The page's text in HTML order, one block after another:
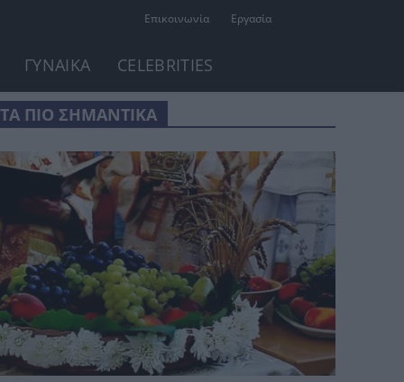
Επικοινωνία Εργασία
ΓΥΝΑΙΚΑ CELEBRITIES
ΤΑ ΠΙΟ ΣΗΜΑΝΤΙΚΑ